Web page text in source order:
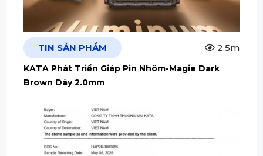
TIN SẢN PHẨM 2.5m
KATA Phát Triển Giáp Pin Nhôm-Magie Dark
Brown Dày 2.0mm